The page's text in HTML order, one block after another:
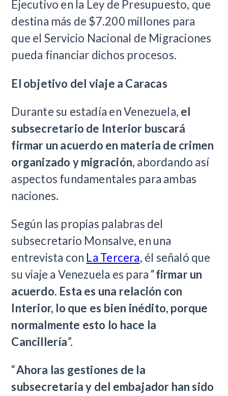
Ejecutivo en la Ley de Presupuesto, que
destina más de $7.200 millones para
que el Servicio Nacional de Migraciones
pueda financiar dichos procesos.
El objetivo del viaje a Caracas
Durante su estadía en Venezuela, el
subsecretario de Interior buscará
firmar un acuerdo en materia de crimen
organizado y migración, abordando así
aspectos fundamentales para ambas
naciones.
Según las propias palabras del
subsecretario Monsalve, en una
entrevista con La Tercera, él señaló que
su viaje a Venezuela es para “firmar un
acuerdo. Esta es una relación con
Interior, lo que es bien inédito, porque
normalmente esto lo hace la
Cancillería”.
“Ahora las gestiones de la
subsecretaria y del embajador han sido